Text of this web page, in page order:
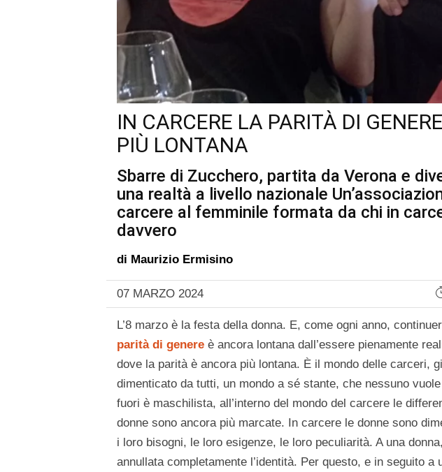
IN CARCERE LA PARITÀ DI
PIÙ LONTANA
Sbarre di Zucchero, partita da Verona e
una realtà a livello nazionale
carcere al femminile formata da chi in
davvero
di Maurizio Ermisino
07 MARZO 2024
L’8 marzo è la festa della donna. E, come ogni anno,
parità di genere è ancora lontana dall’essere pienamente
dove la parità è ancora più lontana. È il mondo delle carceri,
dimenticato da tutti, un mondo a sé stante, che nessuno
fuori è maschilista, all’interno del mondo del carcere le
donne sono ancora più marcate. In carcere le donne sono
i loro bisogni, le loro esigenze, le loro peculiarità. A una
annullata completamente l’identità. Per questo, e in seguito a